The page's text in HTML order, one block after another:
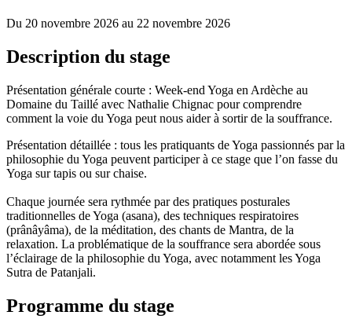
Du 20 novembre 2026 au 22 novembre 2026
Description du stage
Présentation générale courte : Week-end Yoga en Ardèche au
Domaine du Taillé avec Nathalie Chignac pour comprendre
comment la voie du Yoga peut nous aider à sortir de la souffrance.
Présentation détaillée : tous les pratiquants de Yoga passionnés par la
philosophie du Yoga peuvent participer à ce stage que l’on fasse du
Yoga sur tapis ou sur chaise.
Chaque journée sera rythmée par des pratiques posturales
traditionnelles de Yoga (asana), des techniques respiratoires
(prânâyâma), de la méditation, des chants de Mantra, de la
relaxation. La problématique de la souffrance sera abordée sous
l’éclairage de la philosophie du Yoga, avec notamment les Yoga
Sutra de Patanjali.
Programme du stage